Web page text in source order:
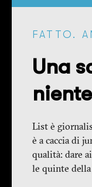
FATTO.
Una
List è
è a caccia di
qualità: dare
le quinte